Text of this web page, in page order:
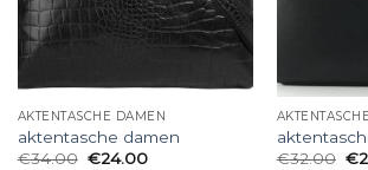
AKTENTASCHE DAMEN
aktentasche damen
€34.00 €24.00
€32.00 €